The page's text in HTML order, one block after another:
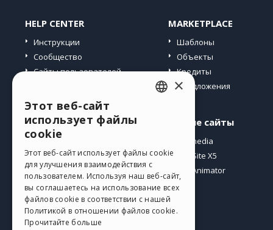
HELP CENTER
Инструкции
Сообщество
Сайты пользователей
MARKETPLACE
Шаблоны
Объекты
Кредиты
Предложения
Профиль
Мои посты
Мои лицензии
Загрузить
Веб-хостинг
Мои кредиты
Другие сайты
Incomedia
WebSite X5
WebAnimator
GERMAN
SPANISH
PORTUGUESE
POLISH
×
Этот веб-сайт
использует файлы
cookie
Этот веб-сайт использует файлы cookie
для улучшения взаимодействия с
пользователем. Используя наш веб-сайт,
вы соглашаетесь на использование всех
файлов cookie в соответствии с нашей
Политикой в ​​отношении файлов cookie.
Прочитайте больше